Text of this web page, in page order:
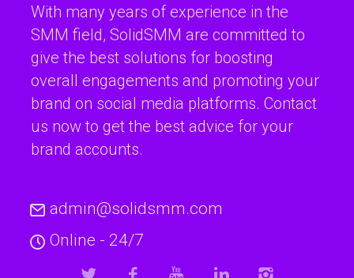
With many years of experience in the
SMM field, SolidSMM are committed to
give the best solutions for boosting
overall engagements and promoting your
brand on social media platforms. Contact
us now to get the best advice for your
brand accounts.
admin@solidsmm.com
Online - 24/7